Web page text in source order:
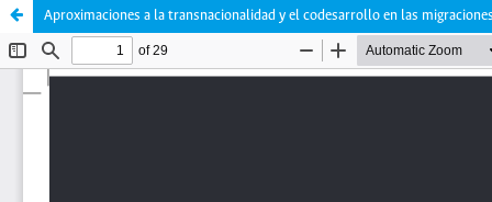
Aproximaciones a la transnacionalidad y el codesarrollo en las